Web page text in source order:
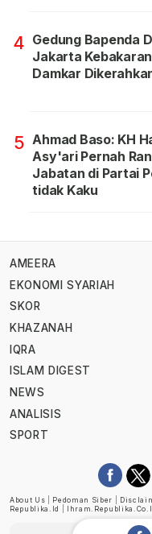
4 Gedung Bapenda
Jakarta
Damkar
5 Ahmad Baso: KH
Asy'ari Pernah
Jabatan di Partai
tidak Kaku
AMEERA
EKONOMI SYARIAH
SKOR
KHAZANAH
IQRA
ISLAM DIGEST
NEWS
ANALISIS
SPORT
About Us Pedoman Siber
Republika.id